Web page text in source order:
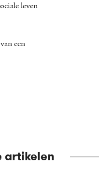
leven
een
artikelen